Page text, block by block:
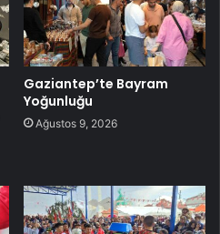
Gaziantep’te Bayram
Yoğunluğu
Ağustos 9, 2026